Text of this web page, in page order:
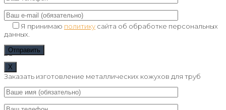
Я принимаю политику сайта об обработке персональных
данных.
Х
Заказать изготовление металлических кожухов для труб